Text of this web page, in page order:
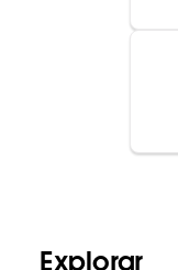
Explorar